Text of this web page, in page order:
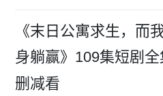
《末日公寓求生，而
身躺赢》109集短剧
删减看